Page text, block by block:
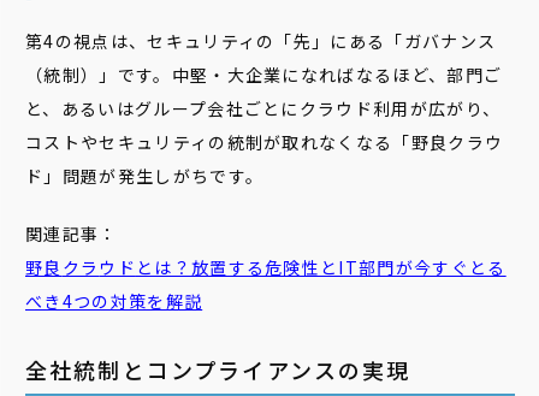
第4の視点は、セキュリティの「先」にある「ガバナンス
（統制）」です。中堅・大企業になればなるほど、部門ご
と、あるいはグループ会社ごとにクラウド利用が広がり、
コストやセキュリティの統制が取れなくなる「野良クラウ
ド」問題が発生しがちです。
関連記事：
野良 クラ ウド とは？放置する危険性とIT部門が今すぐとる
べき4つの対策を解説
全社統制とコンプライアンスの実現